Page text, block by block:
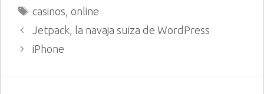
espacio y recursos
importantes, aparte…
Etiquetas
casinos, online
Jetpack, la navaja suiza de WordPress
iPhone